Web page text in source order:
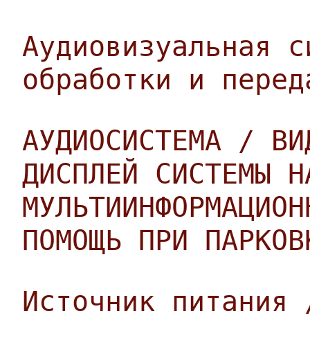
Аудиовизуальная
обработки и
АУДИОСИСТЕМА /
ДИСПЛЕЙ СИСТЕМЫ
ПОМОЩЬ ПРИ
Источник